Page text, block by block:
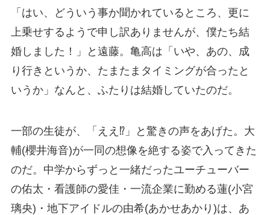
「はい、どういう事か聞かれているところ、更に
上乗せするようで申し訳ありませんが、僕たち結
婚しました！」と遠藤。亀高は「いや、あの、成
り行きというか、たまたまタイミングが合ったと
いうか」なんと、ふたりは結婚していたのだ。
一部の生徒が、「ええ⁉」と驚きの声をあげた。大
輔(櫻井海音)が一同の想像を絶する姿で入ってきた
のだ。中学からずっと一緒だったユーチューバー
の佑太・看護師の愛佳・一流企業に勤める蓮(小宮
璃央)・地下アイドルの由希(あかせあかり)は、あ